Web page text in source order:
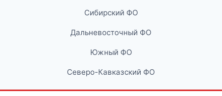
Сибирский ФО
Дальневосточный ФО
Южный ФО
Северо-Кавказский ФО